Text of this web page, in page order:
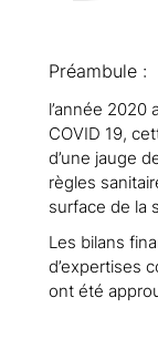
Préambule :
l’année 2020
COVID 19,
d’une jauge
règles
surface de la
Les bilans
d’expertises
ont été